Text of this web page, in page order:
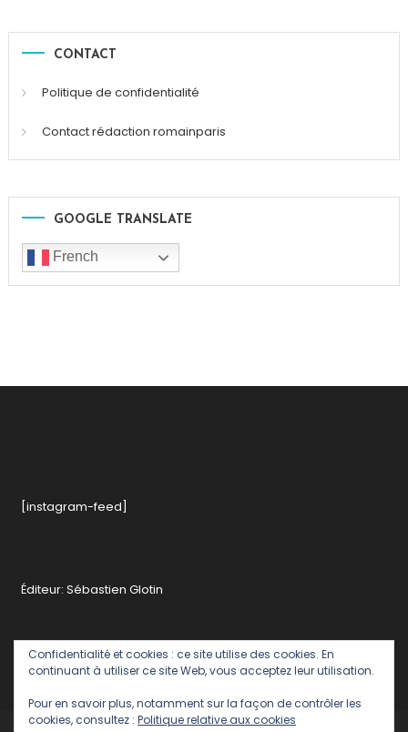
CONTACT
Politique de confidentialité
Contact rédaction romainparis
GOOGLE TRANSLATE
French
[instagram-feed]
Éditeur: Sébastien Glotin
Confidentialité et cookies : ce site utilise des cookies. En
continuant à utiliser ce site Web, vous acceptez leur utilisation.
Pour en savoir plus, notamment sur la façon de contrôler les
cookies, consultez : Politique relative aux cookies